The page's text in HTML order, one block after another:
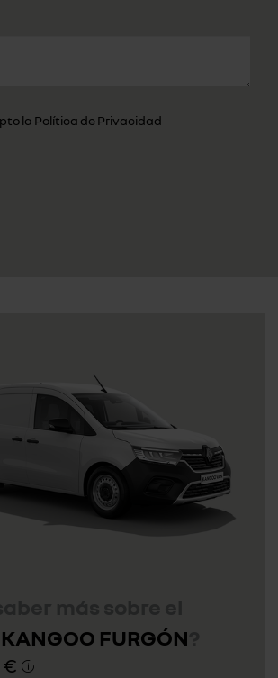
la Política de Privacidad
FURGÓN
€